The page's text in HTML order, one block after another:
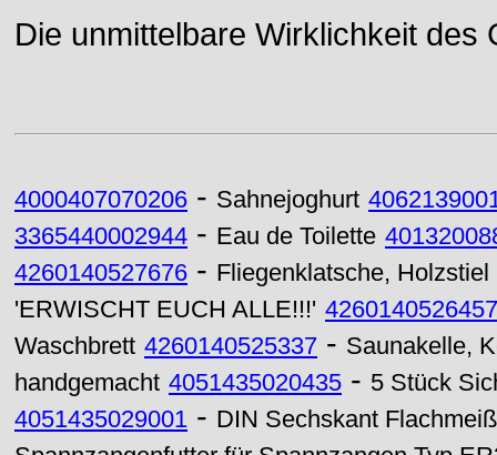
Die unmittelbare Wirklichkeit des
4000407070206 - Sahnejoghurt
3365440002944 - Eau de Toilette
4260140527676 - Fliegenklatsche,
'ERWISCHT EUCH ALLE!!!' 4260140526457
Waschbrett 4260140525337 - Saunakelle,
handgemacht 4051435020435 - 5 Stück
4051435029001 - DIN Sechskant